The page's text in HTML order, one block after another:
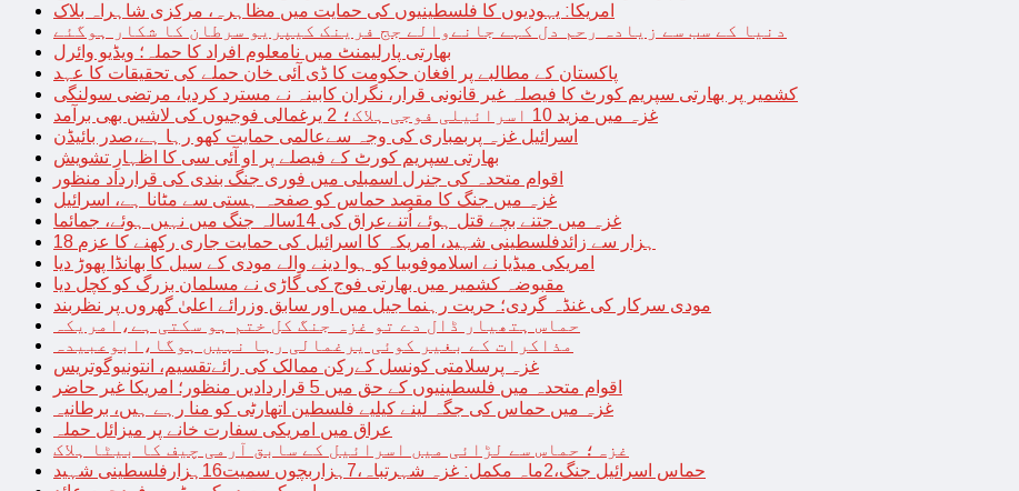
امریکا: یہودیوں کا فلسطینیوں کی حمایت میں مظاہرہ، مرکزی شاہراہ بلاک
دنیا کے سب سے زیادہ رحم دل کہے جانےوالے جج فرینک کیپریو سرطان کا شکار ہوگئے
بھارتی پارلیمنٹ میں نامعلوم افراد کا حملہ؛ ویڈیو وائرل
پاکستان کے مطالبے پر افغان حکومت کا ڈی آئی خان حملے کی تحقیقات کا عہد
کشمیر پر بھارتی سپریم کورٹ کا فیصلہ غیر قانونی قرار، نگران کابینہ نے مسترد کردیا، مرتضی سولنگی
غزہ میں مزید 10 اسرائیلی فوجی ہلاک؛ 2 یرغمالی فوجیوں کی لاشیں بھی برآمد
اسرائیل غزہ پربمباری کی وجہ سےعالمی حمایت کھو رہا ہے،صدر بائیڈن
بھارتی سپریم کورٹ کے فیصلے پر او آئی سی کا اظہارِ تشویش
اقوام متحدہ کی جنرل اسمبلی میں فوری جنگ بندی کی قرارداد منظور
غزہ میں جنگ کا مقصد حماس کو صفحہ ہستی سے مٹانا ہے، اسرائیل
غزہ میں جتنے بچے قتل ہوئے اُتنےعراق کی 14سالہ جنگ میں نہیں ہوئے، جمائما
18 ہزار سے زائدفلسطینی شہید، امریکہ کا اسرائیل کی حمایت جاری رکھنے کا عزم
امریکی میڈیا نے اسلاموفوبیا کو ہوا دینے والے مودی کے سیل کا بھانڈا پھوڑ دیا
مقبوضہ کشمیر میں بھارتی فوج کی گاڑی نے مسلمان بزرگ کو کچل دیا
مودی سرکار کی غنڈہ گردی؛ حریت رہنما جیل میں اور سابق وزرائے اعلیٰ گھروں پر نظربند
حماس ہتھیار ڈال دے تو غزہ جنگ کل ختم ہو سکتی ہے،امریکہ
مذاکرات کے بغیر کوئی یرغمالی رہا نہیں ہوگا،ابوعبیدہ
غزہ پرسلامتی کونسل کےرکن ممالک کی رائےتقسیم، انتونیوگوتریس
اقوام متحدہ میں فلسطینیوں کے حق میں 5 قراردادیں منظور؛ امریکا غیر حاضر
غزہ میں حماس کی جگہ لینے کیلیے فلسطین اتھارٹی کو منا رہے ہیں، برطانیہ
عراق میں امریکی سفارت خانے پر میزائل حملہ
غزہ؛ حماس سے لڑائی میں اسرائیل کے سابق آرمی چیف کا بیٹا ہلاک
حماس اسرائیل جنگ،2ماہ مکمل: غزہ شہرتباہ،7ہزاربچوں سمیت16ہزارفلسطینی شہید